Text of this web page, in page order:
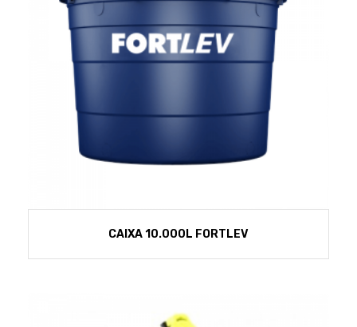
CAIXA 10.000L FORTLEV